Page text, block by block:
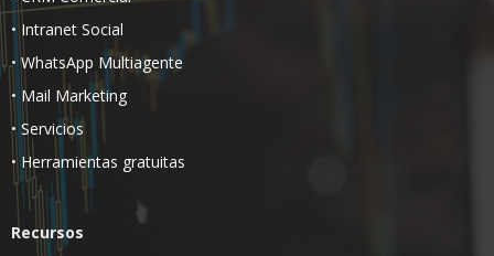
• Intranet Social
• WhatsApp Multiagente
• Mail Marketing
• Servicios
• Herramientas gratuitas
Recursos